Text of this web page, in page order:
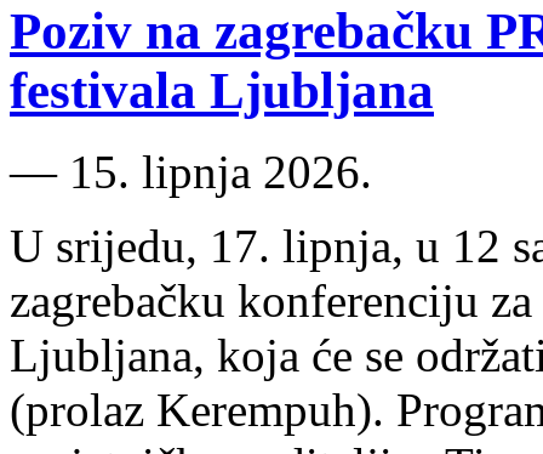
Poziv na zagrebačku
festivala Ljubljana
― 15. lipnja 2026.
U srijedu, 17. lipnja, u 12
zagrebačku konferenciju
Ljubljana, koja će se
(prolaz Kerempuh).